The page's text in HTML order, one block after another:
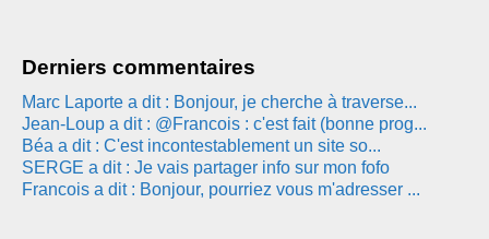
Derniers commentaires
Marc Laporte a dit : Bonjour, je cherche à traverse...
Jean-Loup a dit : @Francois : c'est fait (bonne prog...
Béa a dit : C'est incontestablement un site so...
SERGE a dit : Je vais partager info sur mon fofo
Francois a dit : Bonjour, pourriez vous m'adresser ...